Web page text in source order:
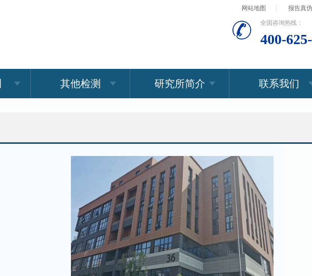
网站地图 报告真
全国咨询热线：
400-
其他检测 研究所简介 联系我们